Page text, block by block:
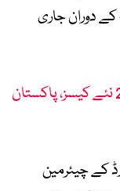
کے دوران جاری
خیبر پختونخوا میں پولیو کے 2 نئے کیسز، پاکستان
کے چیئرمین